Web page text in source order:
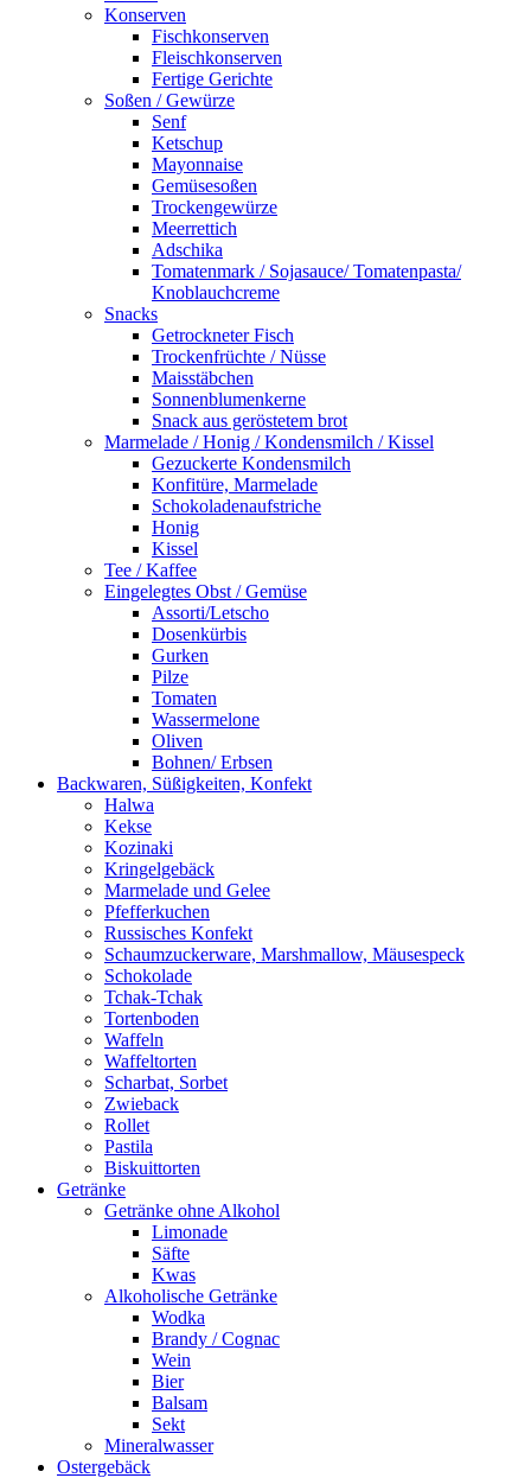
Konserven
Fischkonserven
Fleischkonserven
Fertige Gerichte
Soßen / Gewürze
Senf
Ketschup
Mayonnaise
Gemüsesoßen
Trockengewürze
Meerrettich
Adschika
Tomatenmark / Sojasauce/ Tomatenpasta/
Knoblauchcreme
Snacks
Getrockneter Fisch
Trockenfrüchte / Nüsse
Maisstäbchen
Sonnenblumenkerne
Snack aus geröstetem brot
Marmelade / Honig / Kondensmilch / Kissel
Gezuckerte Kondensmilch
Konfitüre, Marmelade
Schokoladenaufstriche
Honig
Kissel
Tee / Kaffee
Eingelegtes Obst / Gemüse
Assorti/Letscho
Dosenkürbis
Gurken
Pilze
Tomaten
Wassermelone
Oliven
Bohnen/ Erbsen
Backwaren, Süßigkeiten, Konfekt
Halwa
Kekse
Kozinaki
Kringelgebäck
Marmelade und Gelee
Pfefferkuchen
Russisches Konfekt
Schaumzuckerware, Marshmallow, Mäusespeck
Schokolade
Tchak-Tchak
Tortenboden
Waffeln
Waffeltorten
Scharbat, Sorbet
Zwieback
Rollet
Pastila
Biskuittorten
Getränke
Getränke ohne Alkohol
Limonade
Säfte
Kwas
Alkoholische Getränke
Wodka
Brandy / Cognac
Wein
Bier
Balsam
Sekt
Mineralwasser
Ostergebäck